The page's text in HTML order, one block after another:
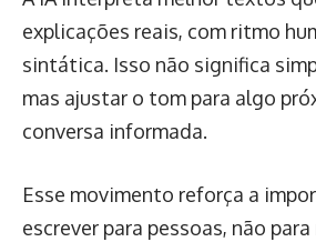
explicações reais, com ritmo
sintática. Isso não significa
mas ajustar o tom para algo
conversa informada.
Esse movimento reforça a
escrever para pessoas, não